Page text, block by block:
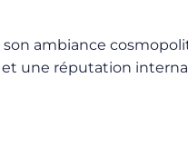
ambiance
une réputation